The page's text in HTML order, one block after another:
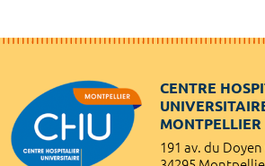
CENTRE
MONTPELLIER
191 av. du